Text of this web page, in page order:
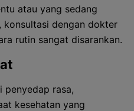
atau yang sedang
konsultasi dengan dokter
rutin sangat disarankan.
penyedap rasa,
kesehatan yang